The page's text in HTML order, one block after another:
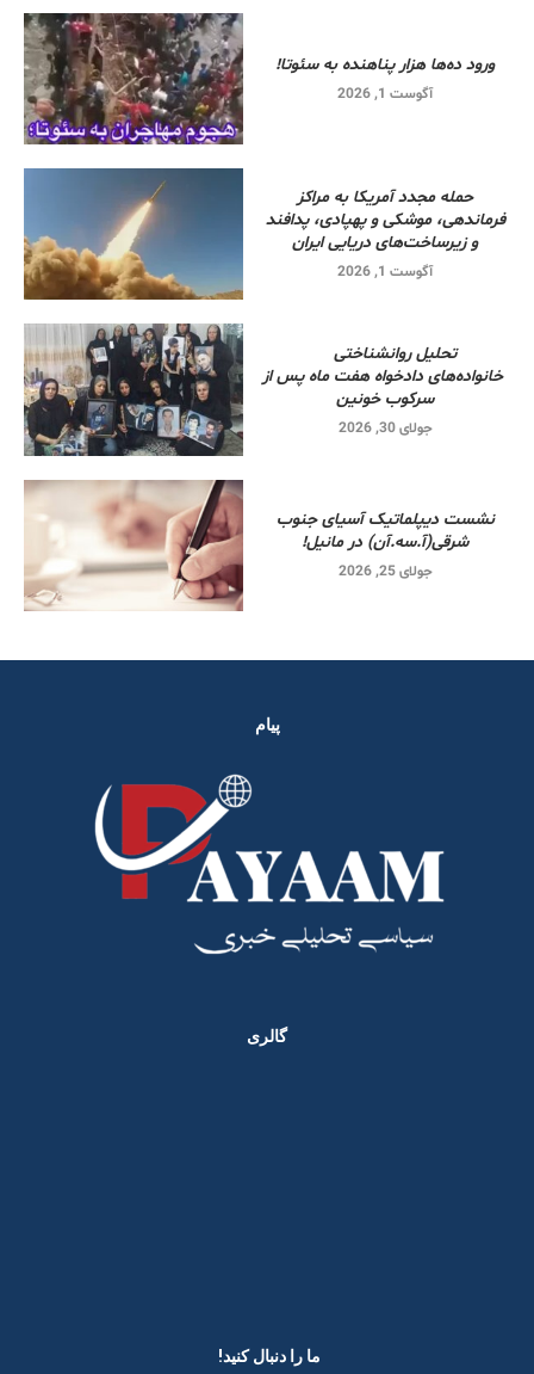
ورود ده‌ها هزار پناهنده به سئوتا!
آگوست 1, 2026
حمله مجدد آمریکا به مراکز
فرماندهی، موشکی و پهپادی، پدافند
و زیرساخت‌های دریایی ایران
آگوست 1, 2026
تحلیل روانشناختی
خانواده‌های دادخواه هفت ماه پس از
سرکوب خونین
جولای 30, 2026
نشست دیپلماتیک آسیای جنوب
شرقی‌(آ.سه.آن) در مانیل!
جولای 25, 2026
پیام
گالری
ما را دنبال کنید! ​